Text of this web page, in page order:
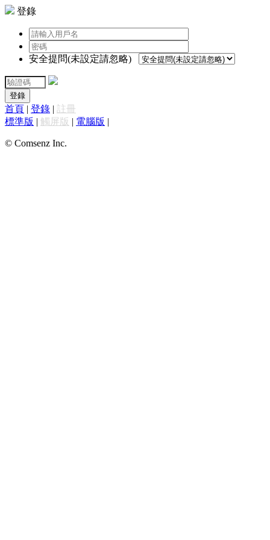
登錄
安全提問(未設定請忽略)
登錄
首頁 | 登錄 | 註冊
標準版 | 觸屏版 | 電腦版 |
© Comsenz Inc.